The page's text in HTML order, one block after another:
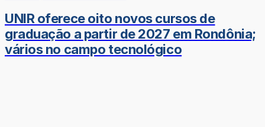
UNIR oferece oito novos cursos de
graduação a partir de 2027 em Rondônia;
vários no campo tecnológico